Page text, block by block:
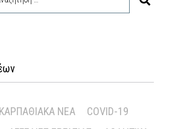
ΝΈΑ
COVID-19